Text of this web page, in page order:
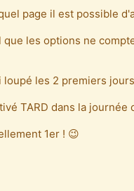
page il est possible
les options ne
les 2 premiers
TARD dans la journée
1er ! 😉